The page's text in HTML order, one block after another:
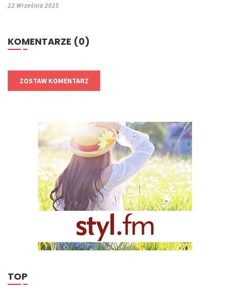
22 Września 2025
KOMENTARZE (0)
ZOSTAW KOMENTARZ
TOP